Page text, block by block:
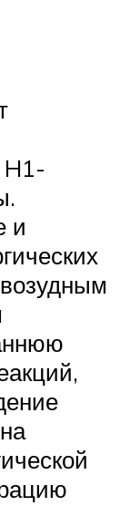
H1-
и